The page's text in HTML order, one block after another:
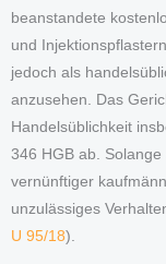
beanstandete
und
jedoch als
anzusehen. Das
Handelsüblichkeit
346 HGB ab.
vernünftiger
unzulässiges
U 95/18).